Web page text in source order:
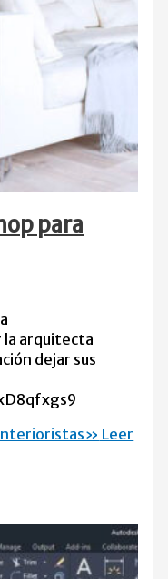
para
la arquitecta
dejar sus
Leer